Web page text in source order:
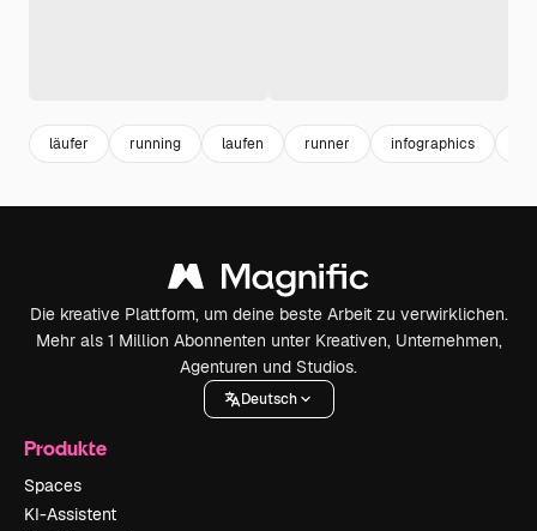
läufer running laufen runner infographics
Die kreative Plattform, um deine beste Arbeit zu verwirklichen.
Mehr als 1 Million Abonnenten unter Kreativen, Unternehmen,
Agenturen und Studios.
Deutsch
Produkte
Spaces
KI-Assistent